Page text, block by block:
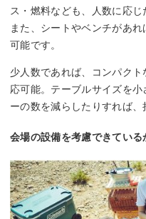
ス・燃料なども、人数に応じ
また、シートやベンチがあ
可能です。
少人数であれば、コンパク
応可能。テーブルサイズを
ーの数を減らしたりすれば、
会場の設備を考慮できている